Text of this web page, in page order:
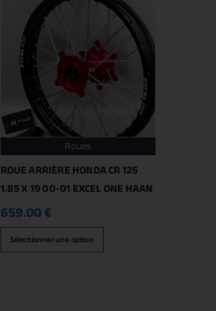
Roues
ROUE ARRIÈRE HONDA CR 125
1.85 X 19 00-01 EXCEL ONE HAAN
659.00€
Sélectionner une option